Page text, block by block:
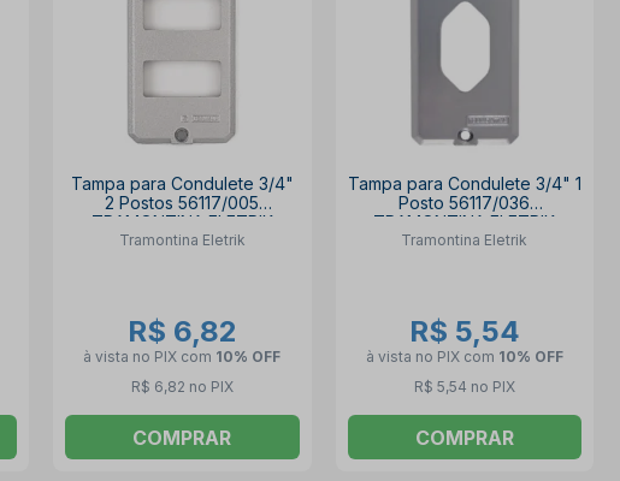
Tampa para Condulete 3/4"
2 Postos 56117/005
TRAMONTINA ELETRIK
Tramontina Eletrik
R$ 6,82
à vista no PIX com 10% OFF
R$ 6,82 no PIX
COMPRAR
Tampa para Condulete 3/4" 1
Posto 56117/036
TRAMONTINA ELETRIK
Tramontina Eletrik
R$ 5,54
à vista no PIX com 10% OFF
R$ 5,54 no PIX
COMPRAR